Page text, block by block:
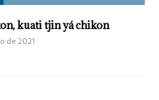
kuati tjin yá chikon
de 2021